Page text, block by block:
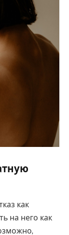
как
на него как